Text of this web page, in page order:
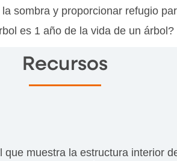
sombra y proporcionar refugio
es 1 año de la vida de un árbol?
Recursos
muestra la estructura interior